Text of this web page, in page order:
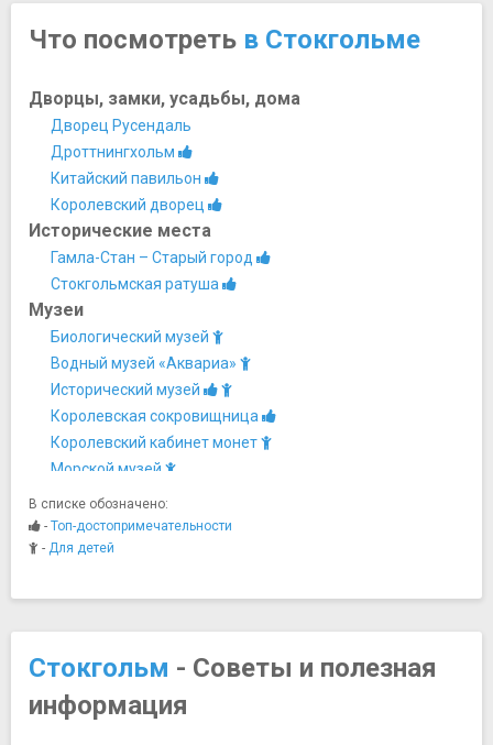
Что посмотреть в Стокгольме
Дворцы, замки, усадьбы, дома
Дворец Русендаль
Дроттнингхольм
Китайский павильон
Королевский дворец
Исторические места
Гамла-Стан – Старый город
Стокгольмская ратуша
Музеи
Биологический музей
Водный музей «Аквариа»
Исторический музей
Королевская сокровищница
Королевский кабинет монет
Морской музей
Музей «Три Короны»
Музей Васа
Музей Восточной Азии
Музей игрушек и городского транспорта
Музей современного искусства
Музей средиземноморья
В списке обозначено:
- Топ-достопримечательности
- Для детей
Стокгольм - Советы и полезная
информация